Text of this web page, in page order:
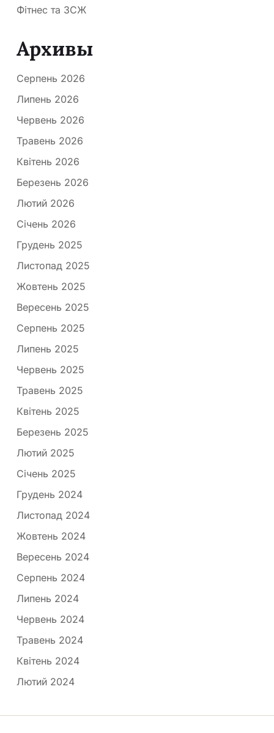
Фітнес та ЗСЖ
Архивы
Серпень 2026
Липень 2026
Червень 2026
Травень 2026
Квітень 2026
Березень 2026
Лютий 2026
Січень 2026
Грудень 2025
Листопад 2025
Жовтень 2025
Вересень 2025
Серпень 2025
Липень 2025
Червень 2025
Травень 2025
Квітень 2025
Березень 2025
Лютий 2025
Січень 2025
Грудень 2024
Листопад 2024
Жовтень 2024
Вересень 2024
Серпень 2024
Липень 2024
Червень 2024
Травень 2024
Квітень 2024
Лютий 2024